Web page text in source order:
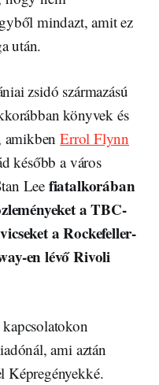
mindazt, amit ez
után.
zsidó származású
könyvek és
amikbenErrol Flynn
később a város
Leefiatalkorában
a TBC-
a Rockefeller-
en lévő Rivoli
ami aztán
Képregényekké.